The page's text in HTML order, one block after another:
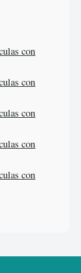
con
con
con
con
con